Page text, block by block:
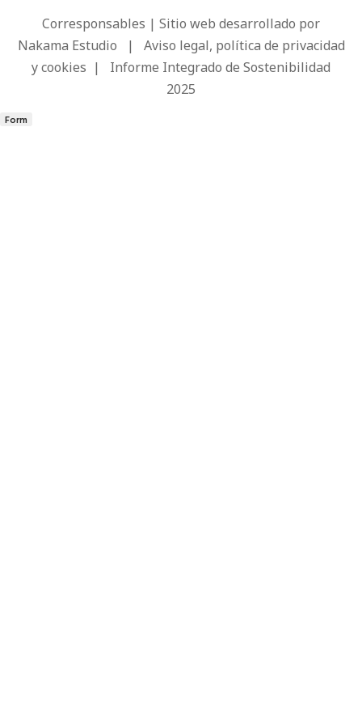
Corresponsables | Sitio web desarrollado por
Nakama Estudio | Aviso legal, política de privacidad
y cookies | Informe Integrado de Sostenibilidad
2025
Form